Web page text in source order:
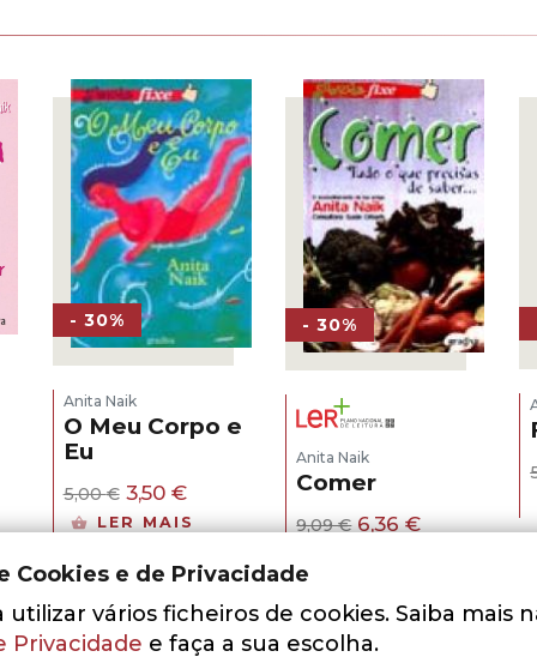
- 30%
Anita Naik
O Meu Corpo e
Eu
5,00€ O
preço
original
era:
5,00 €.
3,50 €O
preço
atual
é:
3,50 €.
LER MAIS
- 30%
Anita Naik
Comer
9,09€ O
9,09 €.
6,36€O
6,36 €.
Cookies e de Privacidade
utilizar vários ficheiros de cookies. Saiba mais
Privacidade e faça a sua escolha.